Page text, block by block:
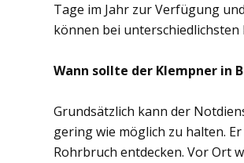
Tage im Jahr zur Verfügung
können bei unterschiedlichsten
Wann sollte der Klempner in
Grundsätzlich kann der
gering wie möglich zu halten.
Rohrbruch entdecken. Vor Ort